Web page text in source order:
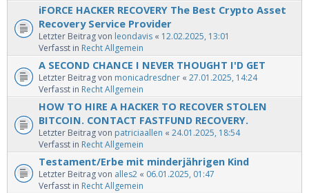
iFORCE HACKER RECOVERY The Best Crypto Asset
Recovery Service Provider
Letzter Beitrag von leondavis « 12.02.2025, 13:01
Verfasst in Recht Allgemein
A SECOND CHANCE I NEVER THOUGHT I'D GET
Letzter Beitrag von monicadresdner « 27.01.2025, 14:24
Verfasst in Recht Allgemein
HOW TO HIRE A HACKER TO RECOVER STOLEN
BITCOIN. CONTACT FASTFUND RECOVERY.
Letzter Beitrag von patriciaallen « 24.01.2025, 18:54
Verfasst in Recht Allgemein
Testament/Erbe mit minderjährigen Kind
Letzter Beitrag von alles2 « 06.01.2025, 01:47
Verfasst in Recht Allgemein